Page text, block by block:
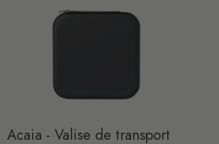
Acaia - Valise de transport